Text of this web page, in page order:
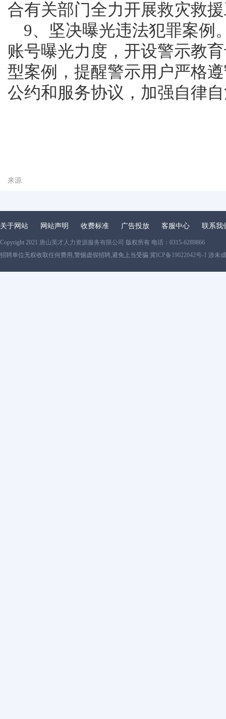
合有关部门全力开展救灾救
账号曝光力度，开设警示教
型案例，提醒警示用户严格
公约和服务协议，加强自律
来源:
关于网站 网站声明 收费标准 广告投放 客服中心 联系我
Copyright 2021 唐山英才人力资源服务有限公司 版权所有 电话：0315-6289866
招聘单位无权收取任何费用,警惕虚假招聘,避免上当受骗 冀ICP备19022042号-1 涉未